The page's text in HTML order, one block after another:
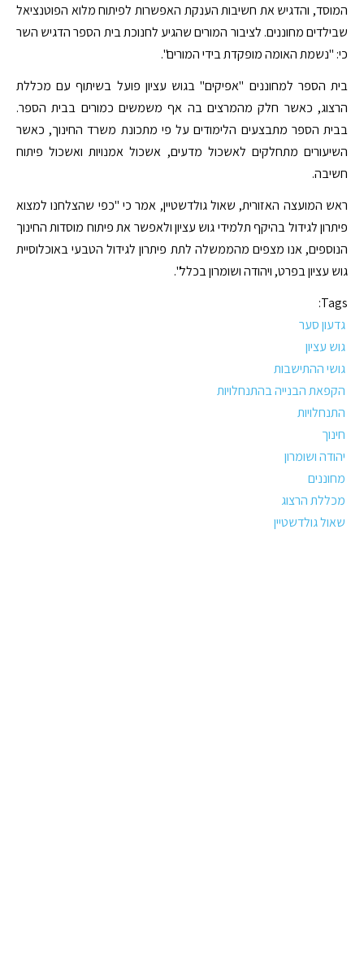
המוסד, והדגיש את חשיבות הענקת האפשרות לפיתוח מלוא הפוטנציאל
שבילדים מחוננים. לציבור המורים שהגיע לחנוכת בית הספר הדגיש השר
כי: "נשמת האומה מופקדת בידי המורים".
בית הספר למחוננים "אפיקים" בגוש עציון פועל בשיתוף עם מכללת
הרצוג, כאשר חלק מהמרצים בה אף משמשים כמורים בבית הספר.
בבית הספר מתבצעים הלימודים על פי מתכונת משרד החינוך, כאשר
השיעורים מתחלקים לאשכול מדעים, אשכול אמנויות ואשכול פיתוח
חשיבה.
ראש המועצה האזורית, שאול גולדשטיין, אמר כי "כפי שהצלחנו למצוא
פיתרון לגידול בהיקף תלמידי גוש עציון ולאפשר את פיתוח מוסדות החינוך
הנוספים, אנו מצפים מהממשלה לתת פיתרון לגידול הטבעי באוכלוסיית
גוש עציון בפרט, ויהודה ושומרון בכלל".
Tags:
גדעון סער
גוש עציון
גושי ההתישבות
הקפאת הבנייה בהתנחלויות
התנחלויות
חינוך
יהודה ושומרון
מחוננים
מכללת הרצוג
שאול גולדשטיין